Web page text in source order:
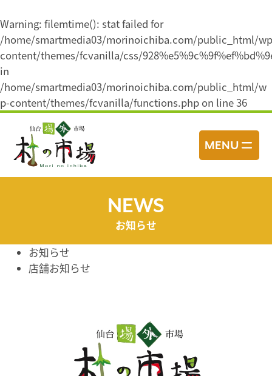
Warning: filemtime(): stat failed for
/home/smartmedia03/morinoichiba.com/public_html/
content/themes/fcvanilla/css/
in
/home/smartmedia03/morinoichiba.com/public_html/w
p-content/themes/fcvanilla/functions.php on line36
ッ
MENU
NEWS
お知らせ
お知らせ
店舗お知らせ